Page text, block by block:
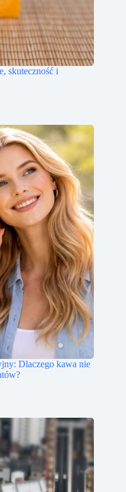
skuteczność i
Dlaczego kawa nie